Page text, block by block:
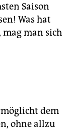
Saison
Was hat
mag man sich
dem
ohne allzu